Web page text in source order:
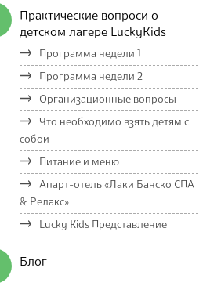
Практические вопроси о
детском лагере LuckyKids
Программа недели 1
Программа недели 2
Организационные вопросы
Что необходимо взять детям с
собой
Питание и меню
Апарт-отель «Лаки Банско СПА
& Релакс»
Lucky Kids Представление
Блог